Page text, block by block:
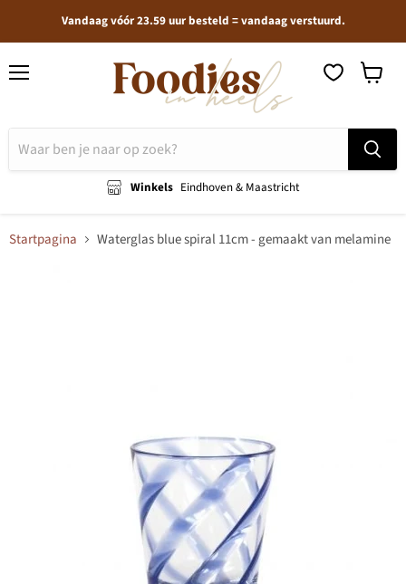
Vandaag vóór 23.59 uur besteld = vandaag verstuurd.
Winkels Eindhoven & Maastricht
Startpagina Waterglas blue spiral 11cm - gemaakt van melamine